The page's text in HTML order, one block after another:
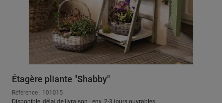
Étagère pliante "Shabby"
Référence : 101015
Disponible, délai de livraison : env. 2-3 jours ouvrables